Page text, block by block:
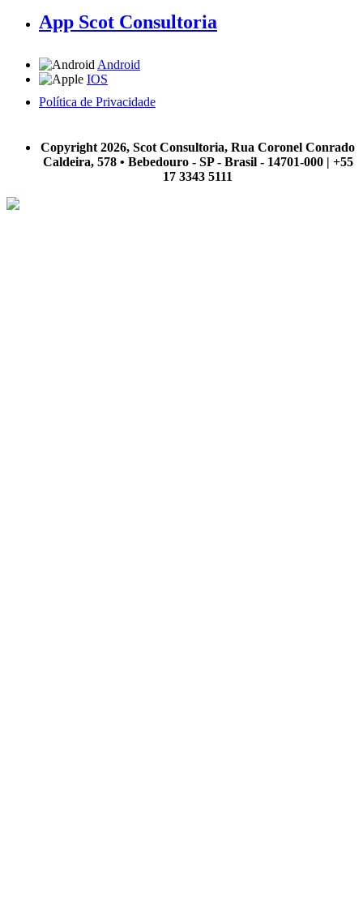
App Scot Consultoria
Android
IOS
Política de Privacidade
Copyright 2026, Scot Consultoria, Rua Coronel Conrado
Caldeira, 578 • Bebedouro - SP - Brasil - 14701-000 | +55
17 3343 5111